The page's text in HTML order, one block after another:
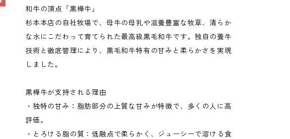
和牛の頂点「黒樺牛」
杉本本店の自社牧場で、母牛の母乳や滋養豊富な牧草、清らか
な水にこだわって育てられた最高級黒毛和牛です。独自の養牛
技術と徹底管理により、黒毛和牛特有の甘みと柔らかさを実現
しました。
黒樺牛が支持される理由
・独特の甘み：脂肪部分の上質な甘みが特徴で、多くの人に高
評価。
・とろける脂の質：低融点で柔らかく、ジューシーで溶ける食